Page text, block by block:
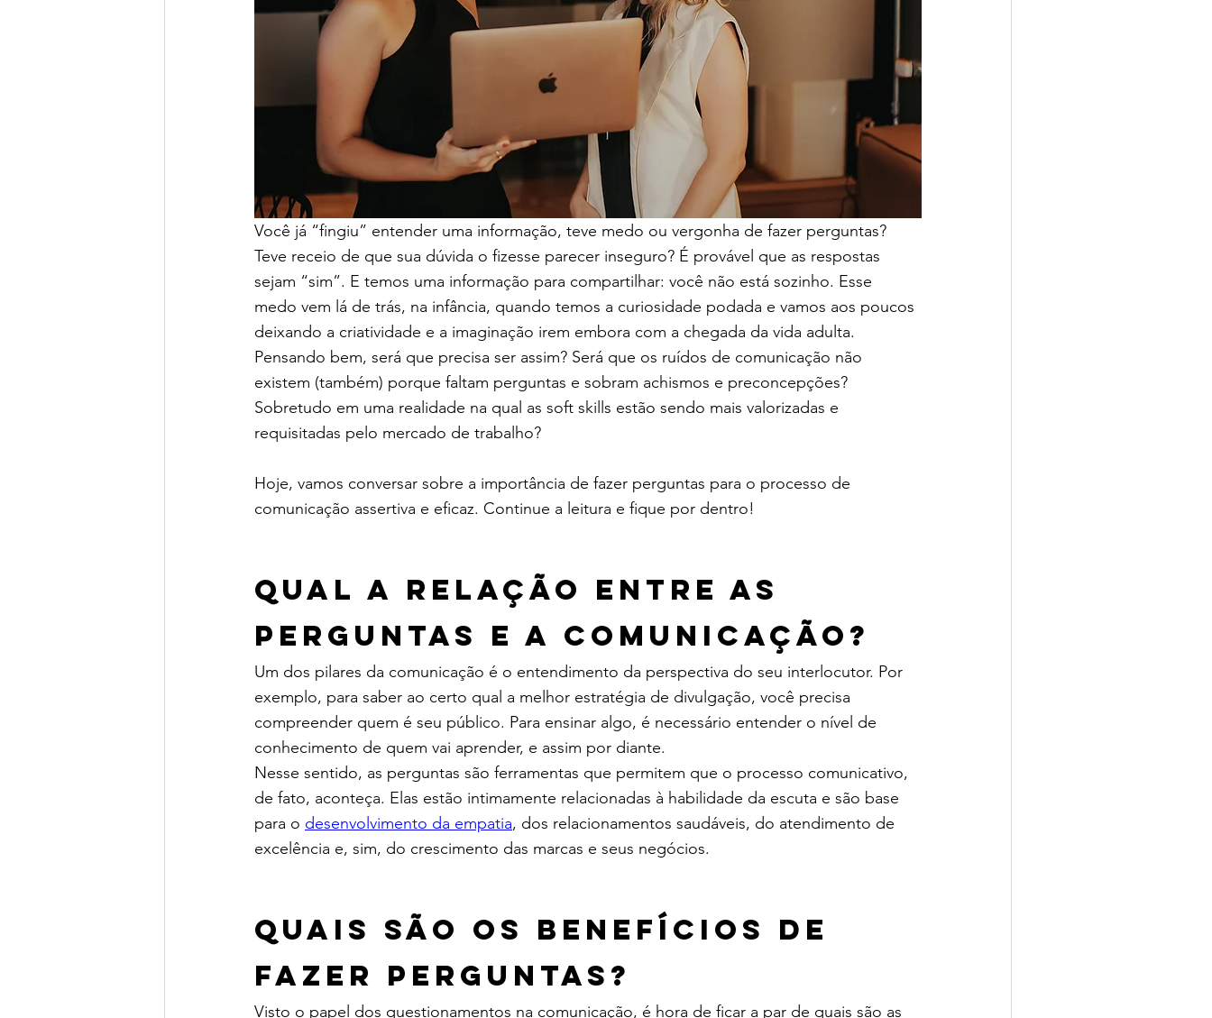
Você já “fingiu” entender uma informação, teve medo ou vergonha de fazer perguntas?
Teve receio de que sua dúvida o fizesse parecer inseguro? É provável que as respostas
sejam “sim”. E temos uma informação para compartilhar: você não está sozinho. Esse
medo vem lá de trás, na infância, quando temos a curiosidade podada e vamos aos poucos
deixando a criatividade e a imaginação irem embora com a chegada da vida adulta.
Pensando bem, será que precisa ser assim? Será que os ruídos de comunicação não
existem (também) porque faltam perguntas e sobram achismos e preconcepções?
Sobretudo em uma realidade na qual as soft skills estão sendo mais valorizadas e
requisitadas pelo mercado de trabalho?
Hoje, vamos conversar sobre a importância de fazer perguntas para o processo de
comunicação assertiva e eficaz. Continue a leitura e fique por dentro!
Qual a relação entre as
perguntas e a comunicação?
Um dos pilares da comunicação é o entendimento da perspectiva do seu interlocutor. Por
exemplo, para saber ao certo qual a melhor estratégia de divulgação, você precisa
compreender quem é seu público. Para ensinar algo, é necessário entender o nível de
conhecimento de quem vai aprender, e assim por diante.
Nesse sentido, as perguntas são ferramentas que permitem que o processo comunicativo,
de fato, aconteça. Elas estão intimamente relacionadas à habilidade da escuta e são base
para o desenvolvimento da empatia, dos relacionamentos saudáveis, do atendimento de
excelência e, sim, do crescimento das marcas e seus negócios.
Quais são os benefícios de
fazer perguntas?
Visto o papel dos questionamentos na comunicação, é hora de ficar a par de quais são as